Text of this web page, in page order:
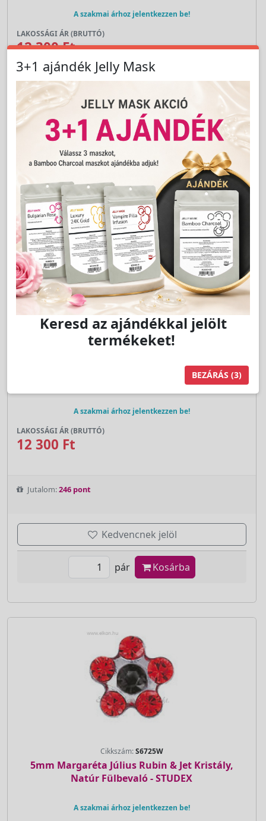
A szakmai árhoz jelentkezzen be!
LAKOSSÁGI ÁR (BRUTTÓ)
12 300 Ft
Jutalom: 246 pont
Kedvencnek jelöl
pár Kosárba
5mm Margaréta Augusztus Olivin & Máj.
Smaragd, Natúr Fülbevaló - STUDEX
A szakmai árhoz jelentkezzen be!
LAKOSSÁGI ÁR (BRUTTÓ)
12 300 Ft
Jutalom:246 pont
Kedvencnek jelöl
pár Kosárba
Cikkszám:S6725W
5mm Margaréta Július Rubin & Jet Kristály,
Natúr Fülbevaló - STUDEX
A szakmai árhoz jelentkezzen be!
3+1 ajándék Jelly Mask
Keresd az ajándékkal jelölt
termékeket!
BEZÁRÁS (2)